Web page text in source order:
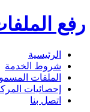
رفع
الرئيسية
شروط الخدمة
الملفات
إحصائيات
اتصل بنا